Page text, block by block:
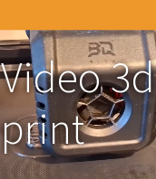
Video 3d
print